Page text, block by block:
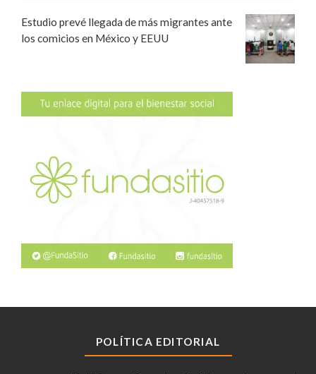
Estudio prevé llegada de más migrantes ante
los comicios en México y EEUU
POLÍTICA EDITORIAL